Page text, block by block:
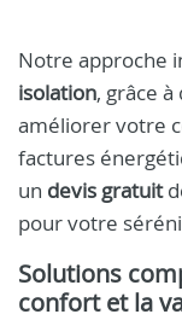
Notre approche
isolation, grâce
améliorer votre
factures
un devis gratuit
pour votre
Solutions
confort et la